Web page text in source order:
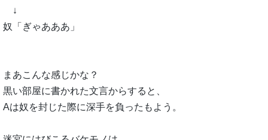
↓
奴「ぎゃあああ」
まあこんな感じかな？
黒い部屋に書かれた文言からすると、
Aは奴を封じた際に深手を負ったもよう。